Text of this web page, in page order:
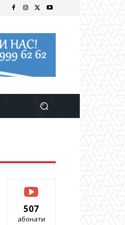
507
абонати